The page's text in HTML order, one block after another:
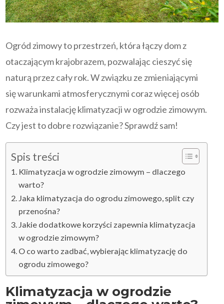
Ogród zimowy to przestrzeń, która łączy dom z
otaczającym krajobrazem, pozwalając cieszyć się
naturą przez cały rok. W związku ze zmieniającymi
się warunkami atmosferycznymi coraz więcej osób
rozważa instalację klimatyzacji w ogrodzie zimowym.
Czy jest to dobre rozwiązanie? Sprawdź sam!
Spis treści
Klimatyzacja w ogrodzie zimowym – dlaczego
warto?
Jaka klimatyzacja do ogrodu zimowego, split czy
przenośna?
Jakie dodatkowe korzyści zapewnia klimatyzacja
w ogrodzie zimowym?
O co warto zadbać, wybierając klimatyzację do
ogrodu zimowego?
Klimatyzacja w ogrodzie